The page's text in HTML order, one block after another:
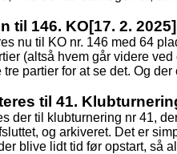
til 146. KO[17. 2. 2025]
nu til KO nr. 146 med 64
(altså hvem går videre
tre partier for at se det. Og der
til 41.
der til klubturnering nr 41,
og arkiveret. Det er
blive lidt tid før opstart, så